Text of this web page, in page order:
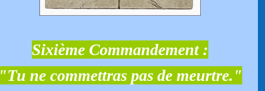
Sixième Commandement :
"Tu ne commettras pas de meurtre."